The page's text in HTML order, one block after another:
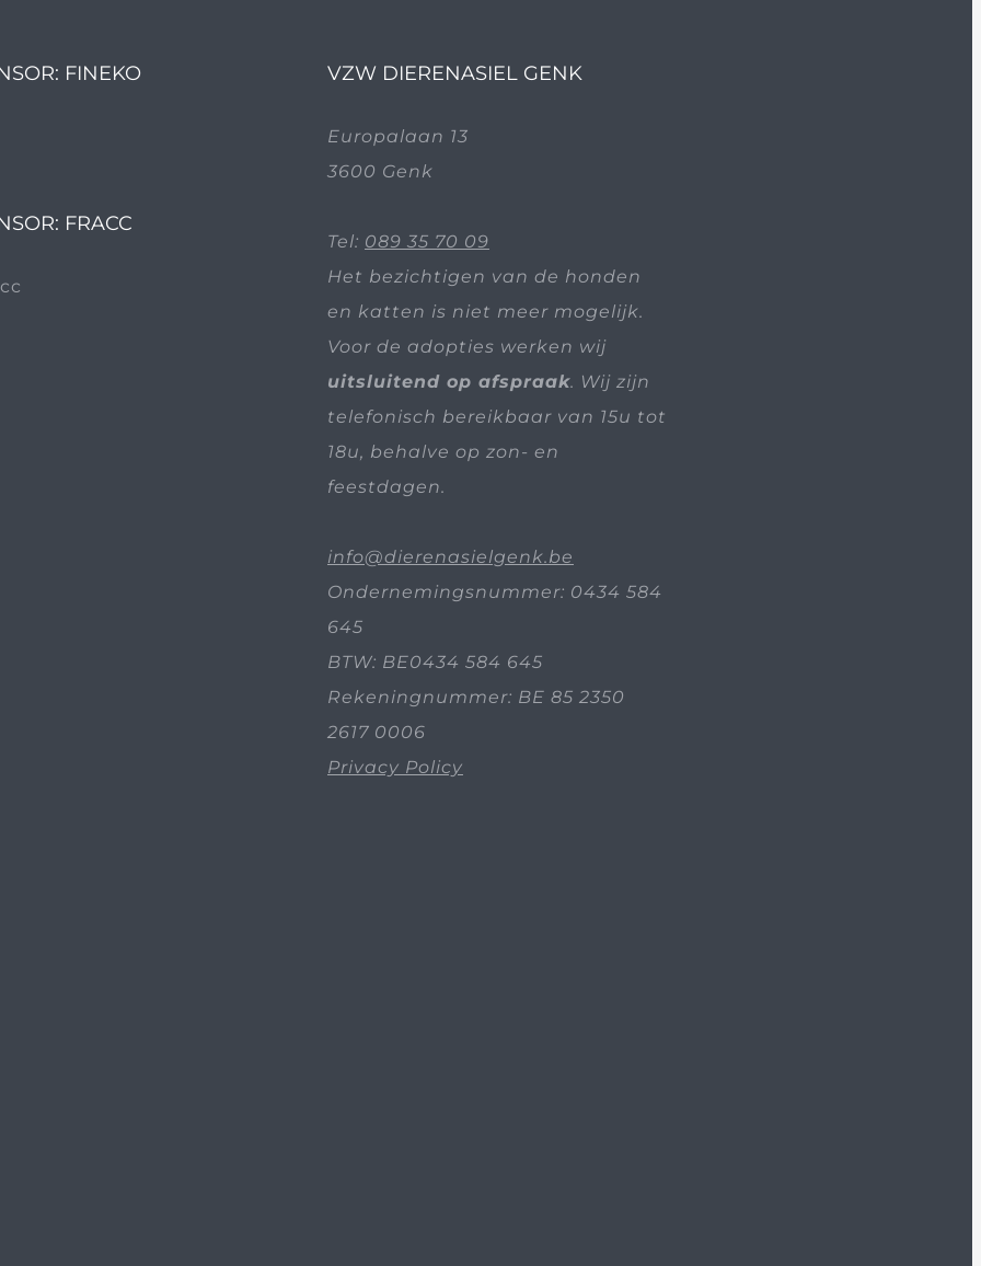
FINEKO
FRACC
VZW DIERENASIEL GENK
Europalaan 13
3600 Genk
Tel: 089 35 70 09
Het bezichtigen van de honden
en katten is niet meer mogelijk.
Voor de adopties werken wij
uitsluitend op afspraak. Wij zijn
telefonisch bereikbaar van 15u tot
18u, behalve op zon- en
feestdagen.
info@dierenasielgenk.be
Ondernemingsnummer: 0434 584
645
BTW: BE0434 584 645
Rekeningnummer: BE 85 2350
2617 0006
Privacy Policy